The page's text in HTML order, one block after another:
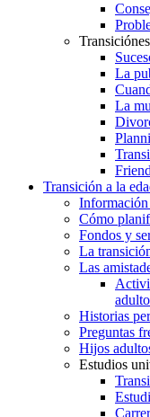
Transiciónes
La
La
Transición a la
Información
Cómo
Fondos y
La
Las
Historias
Preguntas
Hijos
Estudios